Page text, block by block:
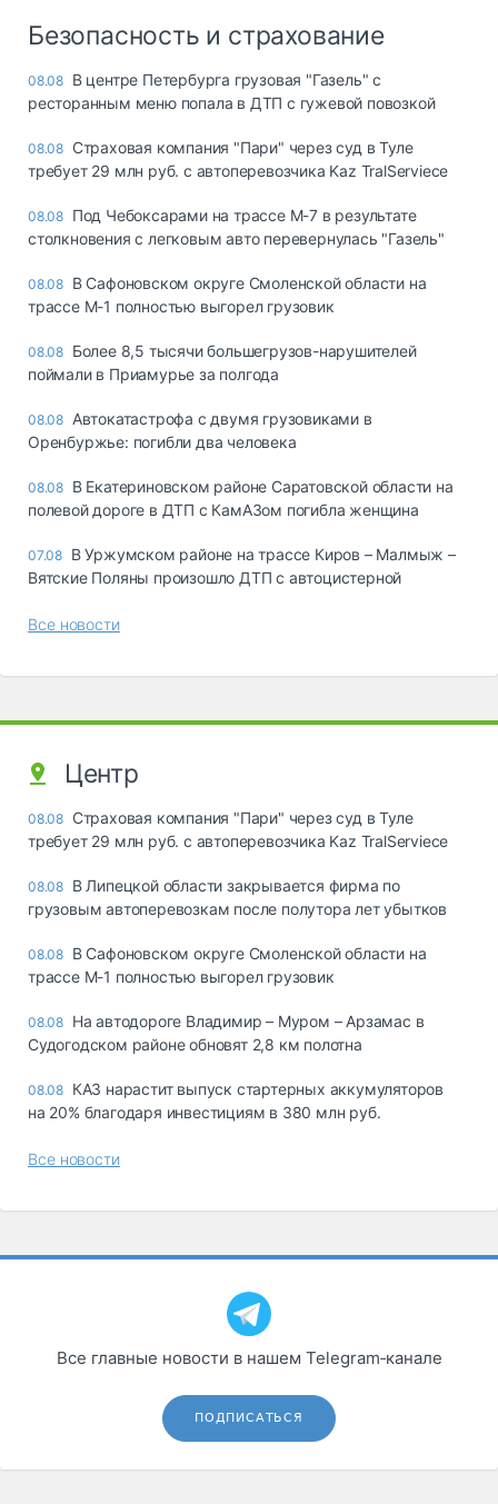
Безопасность и страхование
08.08 В центре Петербурга грузовая "Газель" с
ресторанным меню попала в ДТП с гужевой повозкой
08.08 Страховая компания "Пари" через суд в Туле
требует 29 млн руб. с автоперевозчика Kaz TralServiece
08.08 Под Чебоксарами на трассе М-7 в результате
столкновения с легковым авто перевернулась "Газель"
08.08 В Сафоновском округе Смоленской области на
трассе М-1 полностью выгорел грузовик
08.08 Более 8,5 тысячи большегрузов-нарушителей
поймали в Приамурье за полгода
08.08 Автокатастрофа с двумя грузовиками в
Оренбуржье: погибли два человека
08.08 В Екатериновском районе Саратовской области на
полевой дороге в ДТП с КамАЗом погибла женщина
07.08 В Уржумском районе на трассе Киров – Малмыж –
Вятские Поляны произошло ДТП с автоцистерной
Все новости
Центр
08.08 Страховая компания "Пари" через суд в Туле
требует 29 млн руб. с автоперевозчика Kaz TralServiece
08.08 В Липецкой области закрывается фирма по
грузовым автоперевозкам после полутора лет убытков
08.08 В Сафоновском округе Смоленской области на
трассе М-1 полностью выгорел грузовик
08.08 На автодороге Владимир – Муром – Арзамас в
Судогодском районе обновят 2,8 км полотна
08.08 КАЗ нарастит выпуск стартерных аккумуляторов
на 20% благодаря инвестициям в 380 млн руб.
Все новости
Все главные новости в нашем Telegram‑канале
ПОДПИСАТЬСЯ